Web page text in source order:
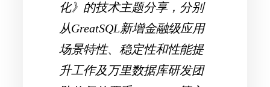
化》的技术主题分享，分别
从GreatSQL新增金融级应用
场景特性、稳定性和性能提
升工作及万里数据库研发团